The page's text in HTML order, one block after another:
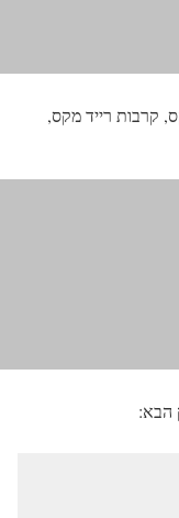
קרבות רייד מקס,
הבא: